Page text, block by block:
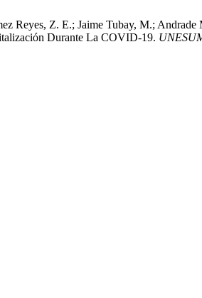
Reyes, Z. E.; Jaime Tubay, M.;
Durante La COVID-19.